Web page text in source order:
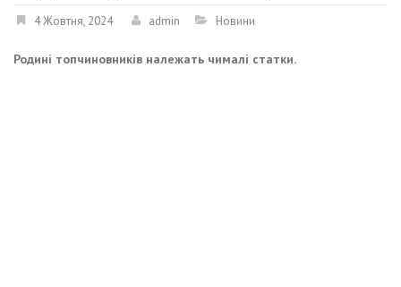
4 Жовтня, 2024 admin Новини
Родині топчиновників належать чималі статки.